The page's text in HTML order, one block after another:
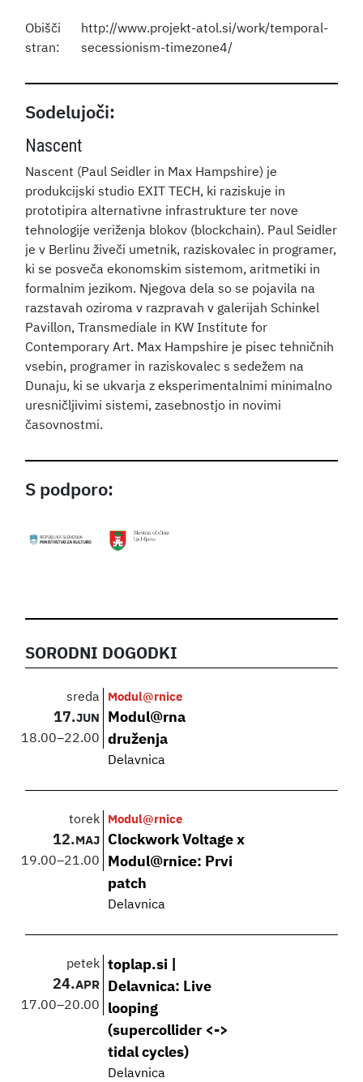
Obišči
stran:
http://www.projekt-atol.si/work/temporal-
secessionism-timezone4/
Sodelujoči:
Nascent
Nascent (Paul Seidler in Max Hampshire) je
produkcijski studio EXIT TECH, ki raziskuje in
prototipira alternativne infrastrukture ter nove
tehnologije veriženja blokov (blockchain). Paul Seidler
je v Berlinu živeči umetnik, raziskovalec in programer,
ki se posveča ekonomskim sistemom, aritmetiki in
formalnim jezikom. Njegova dela so se pojavila na
razstavah oziroma v razpravah v galerijah Schinkel
Pavillon, Transmediale in KW Institute for
Contemporary Art. Max Hampshire je pisec tehničnih
vsebin, programer in raziskovalec s sedežem na
Dunaju, ki se ukvarja z eksperimentalnimi minimalno
uresničljivimi sistemi, zasebnostjo in novimi
časovnostmi.
S podporo:
SORODNI DOGODKI
sreda
17.JUN
18.00–22.00
Modul@rnice
Modul@rna
druženja
Delavnica
torek
12. MAJ
19.00–21.00
Modul@rnice
Clockwork Voltage x
Modul@rnice: Prvi
patch
Delavnica
petek
24.APR
17.00–20.00
toplap.si |
Delavnica: Live
looping
(supercollider <->
tidal cycles)
Delavnica